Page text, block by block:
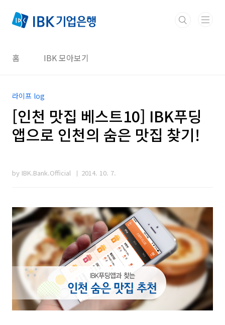
홈 IBK 모아보기
라이프 log
[인천 맛집 베스트10] IBK푸딩
앱으로 인천의 숨은 맛집 찾기!
by IBK.Bank.Official 2014. 10. 7.